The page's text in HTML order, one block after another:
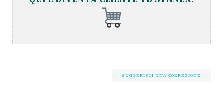
SUGGERISCI UNA CORREZIONE